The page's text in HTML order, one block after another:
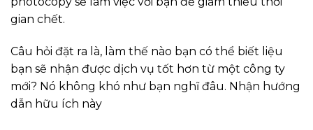
gian chết.
Câu hỏi đặt ra là, làm thế nào bạn có thể biết liệu
bạn sẽ nhận được dịch vụ tốt hơn từ một công ty
mới? Nó không khó như bạn nghĩ đâu. Nhận hướng
dẫn hữu ích này